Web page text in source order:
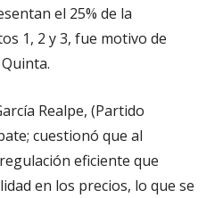
el 25% de la
1, 2 y 3, fue motivo de
Realpe, (Partido
cuestionó que al
eficiente que
en los precios, lo que se